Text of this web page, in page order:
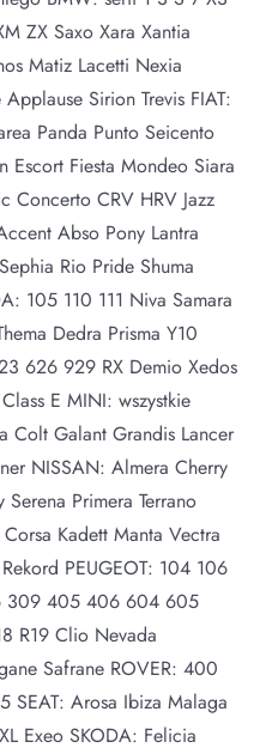
ZX Saxo Xara Xantia
Matiz Lacetti Nexia
Sirion Trevis FIAT:
Panda Punto Seicento
Escort Fiesta Mondeo Siara
Concerto CRV HRV Jazz
Abso Pony Lantra
Rio Pride Shuma
105 110 111 Niva Samara
Dedra Prisma Y10
626 929 RX Demio Xedos
E MINI: wszystkie
Colt Galant Grandis Lancer
NISSAN: Almera Cherry
Primera Terrano
Kadett Manta Vectra
PEUGEOT: 104 106
405 406 604 605
R19 Clio Nevada
Safrane ROVER: 400
Arosa Ibiza Malaga
Exeo SKODA: Felicia